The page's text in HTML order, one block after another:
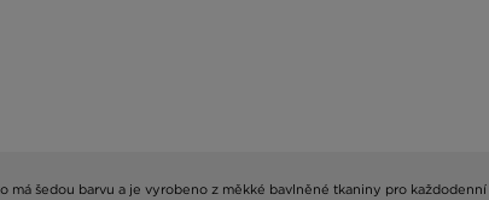
šedou barvu a je vyrobeno z měkké bavlněné tkaniny pro